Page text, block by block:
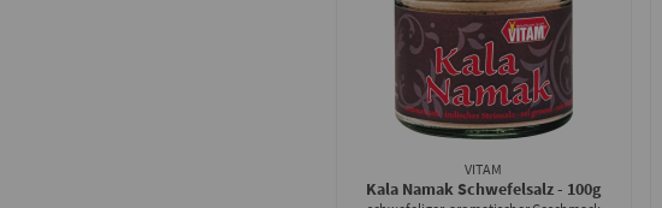
VITAM
Kala Namak Schwefelsalz- 100g